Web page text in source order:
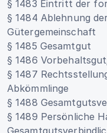
§ 1483 Eintritt der
§ 1484 Ablehnung
Gütergemeinschaft
§ 1485 Gesamtgut
§ 1486
§ 1487
Abkömmlinge
§ 1488
§ 1489 Persönliche